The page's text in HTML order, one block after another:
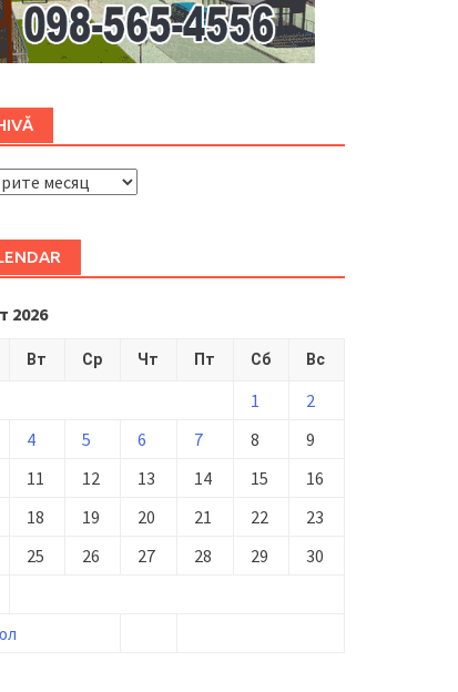
2026
Вт Ср Чт Пт Сб Вс
1
2
4 5 6 7 8
9
11 12 13 14 15
16
18 19 20 21 22
23
25 26 27 28 29
30